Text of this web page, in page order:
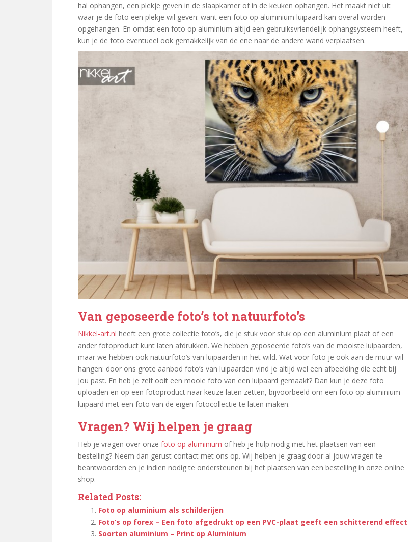
hal ophangen, een plekje geven in de slaapkamer of in de keuken ophangen. Het maakt niet uit
waar je de foto een plekje wil geven: want een foto op aluminium luipaard kan overal worden
opgehangen. En omdat een foto op aluminium altijd een gebruiksvriendelijk ophangsysteem heeft,
kun je de foto eventueel ook gemakkelijk van de ene naar de andere wand verplaatsen.
Van geposeerde foto’s tot natuurfoto’s
Nikkel-art.nl heeft een grote collectie foto’s, die je stuk voor stuk op een aluminium plaat of een
ander fotoproduct kunt laten afdrukken. We hebben geposeerde foto’s van de mooiste luipaarden,
maar we hebben ook natuurfoto’s van luipaarden in het wild. Wat voor foto je ook aan de muur wil
hangen: door ons grote aanbod foto’s van luipaarden vind je altijd wel een afbeelding die echt bij
jou past. En heb je zelf ooit een mooie foto van een luipaard gemaakt? Dan kun je deze foto
uploaden en op een fotoproduct naar keuze laten zetten, bijvoorbeeld om een foto op aluminium
luipaard met een foto van de eigen fotocollectie te laten maken.
Vragen? Wij helpen je graag
Heb je vragen over onze foto op aluminium of heb je hulp nodig met het plaatsen van een
bestelling? Neem dan gerust contact met ons op. Wij helpen je graag door al jouw vragen te
beantwoorden en je indien nodig te ondersteunen bij het plaatsen van een bestelling in onze online
shop.
Related Posts:
Foto op aluminium als schilderijen
Foto’s op forex – Een foto afgedrukt op een PVC-plaat geeft een schitterend effect
Soorten aluminium – Print op Aluminium